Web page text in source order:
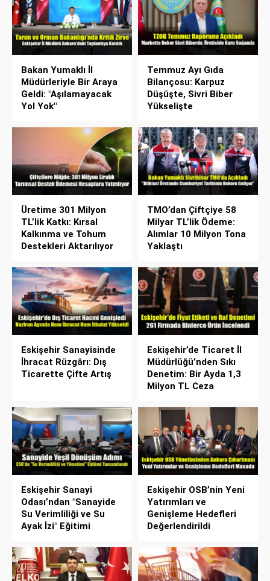
Bakan Yumaklı İl
Müdürleriyle Bir Araya
Geldi: "Aşılamayacak
Yol Yok"
Temmuz Ayı Gıda
Bilançosu: Karpuz
Düşüşte, Sivri Biber
Yükselişte
Üretime 301 Milyon
TL’lik Katkı: Kırsal
Kalkınma ve Tohum
Destekleri Aktarılıyor
TMO’dan Çiftçiye 58
Milyar TL’lik Ödeme:
Alımlar 10 Milyon Tona
Yaklaştı
Eskişehir Sanayisinde
İhracat Rüzgârı: Dış
Ticarette Çifte Artış
Eskişehir’de Ticaret İl
Müdürlüğü’nden Sıkı
Denetim: Bir Ayda 1,3
Milyon TL Ceza
Eskişehir Sanayi
Odası’ndan "Sanayide
Su Verimliliği ve Su
Ayak İzi" Eğitimi
Eskişehir OSB’nin Yeni
Yatırımları ve
Genişleme Hedefleri
Değerlendirildi